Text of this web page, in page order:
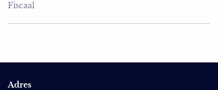
Fiscaal
Adres